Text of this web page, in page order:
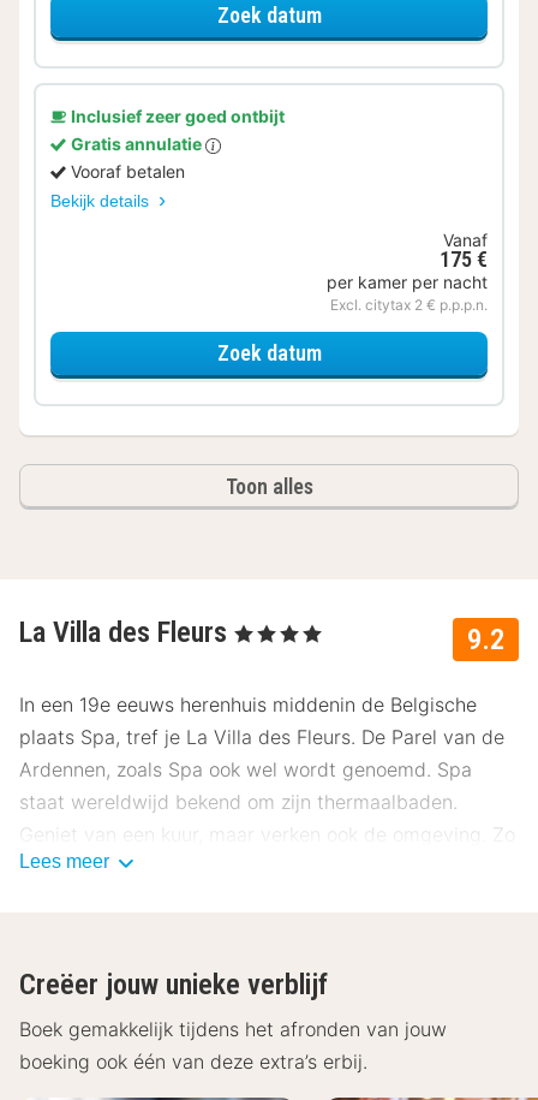
Zoek datumvoor Standaard 2
Inclusief zeer goed ontbijt
Gratis annulatie
Vooraf betalen
Bekijk details
Vanaf
175 €
per kamer per nacht
Excl. citytax 2 € p.p.p.n.
Zoek datumvoor Standaard 2
Toon alles
9.2
La Villa des Fleurs , 4 Sterren
In een 19e eeuws herenhuis middenin de Belgische
plaats Spa, tref je La Villa des Fleurs. De Parel van de
Ardennen, zoals Spa ook wel wordt genoemd. Spa
staat wereldwijd bekend om zijn thermaalbaden.
Geniet van een kuur, maar verken ook de omgeving. Zo
kan je in natuurpark de Hoge Venen heerlijk wandelen.
Over La Villa des Fleurs
De luxe kamers van La Villa des Fleurs zijn standaard
voorzien van een internetverbinding, flatscreen
Lees meer
Creëer jouw unieke verblijf
Boek gemakkelijk tijdens het afronden van jouw
boeking ook één van deze extra’s erbij.